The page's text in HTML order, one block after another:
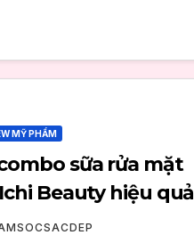
MỸ PHẨM
sữa rửa mặt
Beauty hiệu quả